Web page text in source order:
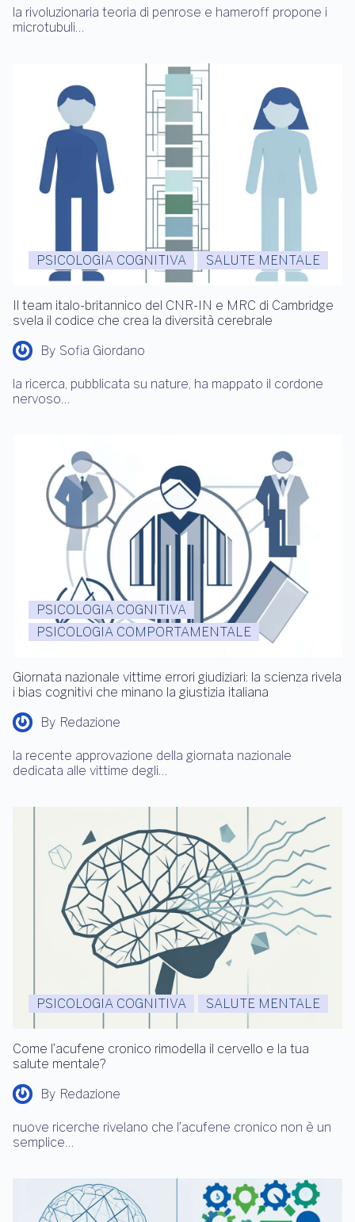
la rivoluzionaria teoria di penrose e hameroff propone i
microtubuli…
PSICOLOGIA COGNITIVA SALUTE MENTALE
Il team italo-britannico del CNR-IN e MRC di Cambridge
svela il codice che crea la diversità cerebrale
By Sofia Giordano
la ricerca, pubblicata su nature, ha mappato il cordone
nervoso…
PSICOLOGIA COGNITIVA
PSICOLOGIA COMPORTAMENTALE
Giornata nazionale vittime errori giudiziari: la scienza rivela
i bias cognitivi che minano la giustizia italiana
By Redazione
la recente approvazione della giornata nazionale
dedicata alle vittime degli…
PSICOLOGIA COGNITIVA SALUTE MENTALE
Come l’acufene cronico rimodella il cervello e la tua
salute mentale?
By Redazione
nuove ricerche rivelano che l’acufene cronico non è un
semplice…